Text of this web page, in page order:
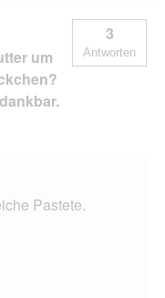
um
3
Antworten
Pastete.